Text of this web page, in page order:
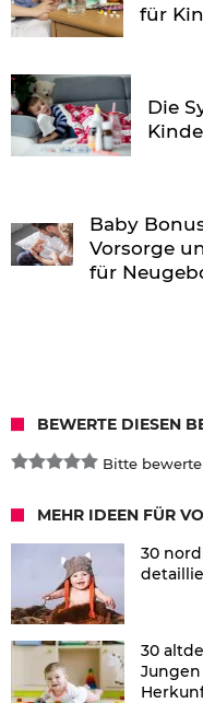
für
Die
Baby
Vorsorge
für
BEWERTE DIESEN
Bitte
MEHR IDEEN FÜR
30
30